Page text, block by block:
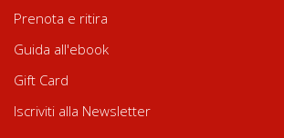
Prenota e ritira
Guida all'ebook
Gift Card
Iscriviti alla Newsletter